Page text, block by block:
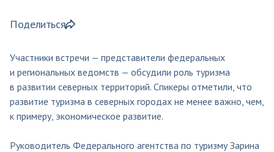
Поделиться
Участники встречи — представители федеральных
и региональных ведомств — обсудили роль туризма
в развитии северных территорий. Спикеры отметили, что
развитие туризма в северных городах не менее важно, чем,
к примеру, экономическое развитие.
Руководитель Федерального агентства по туризму Зарина